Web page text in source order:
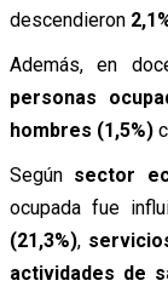
descendieron
Además, en
personas
hombres (1,5%)
Según sector
ocupada fue
(21,3%),
actividades de